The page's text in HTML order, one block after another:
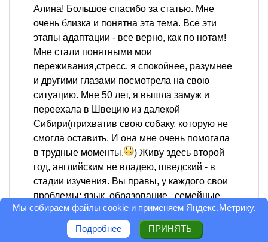
Алина! Большое спасибо за статью. Мне
очень близка и понятна эта тема. Все эти
этапы адаптации - все верно, как по нотам!
Мне стали понятными мои
переживания,стресс. я спокойнее, разумнее
и другими глазами посмотрела на свою
ситуацию. Мне 50 лет, я вышла замуж и
переехала в Швецию из далекой
Сибири(прихватив свою собаку, которую не
смогла оставить. И она мне очень помогала
в трудные моменты.
) Живу здесь второй
год, английским не владею, шведский - в
стадии изучения. Вы правы, у каждого свои
проблемы: язык, образование , семейные
сложности. Но все эти ступени адаптации, я
думаю, одинаковы для всех. Я прочитала
все комментарии и мне сразу вспомнилась
Мы собираем файлы cookie и применяем Яндекс.Метрику.
Подробнее ПРИНЯТЬ